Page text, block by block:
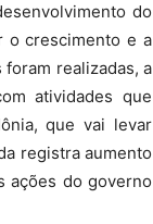
do
o crescimento e a
realizadas, a
atividades que
que vai levar
registra aumento
ações do governo